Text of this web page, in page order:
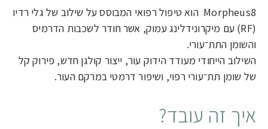
Morpheus8 הוא טיפול רפואי המבוסס על שילוב של גלי רדיו
(RF) עם מיקרונידלינג עמוק, אשר חודר לשכבות הדרמיס
והשומן התת־עורי.
השילוב הייחודי מעודד הידוק עור, ייצור קולגן חדש, פירוק קל
של שומן תת־עורי רפוי, ושיפור דרמטי במרקם העור.
איך זה עובד?